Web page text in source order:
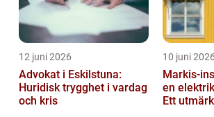
12 juni 2026
Advokat i Eskilstuna:
Huridisk trygghet i vardag
och kris
10 juni 2026
Markis-
en
Ett